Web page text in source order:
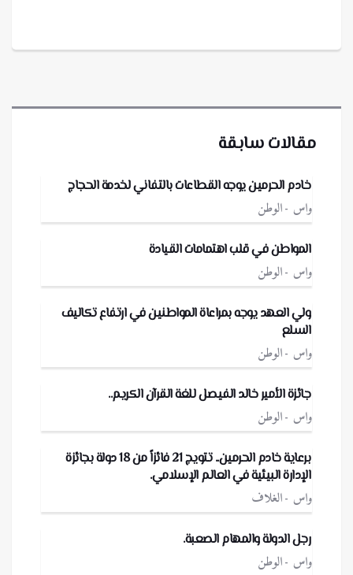
مقالات سابقة
خادم الحرمين يوجه القطاعات بالتفاني لخدمة الحجاج
واس الوطن
المواطن في قلب اهتمامات القيادة
واس الوطن
ولي العهد يوجه بمراعاة المواطنين في ارتفاع تكاليف
السلع
واس الوطن
جائزة الأمير خالد الفيصل للغة القرآن الكريم..
واس الوطن
برعاية خادم الحرمين.. تتويج 21 فائزاً من 18 دولة بجائزة
الإدارة البيئية في العالم الإسلامي.
واس الغلاف
رجل الدولة والمهام الصعبة.
واس الوطن